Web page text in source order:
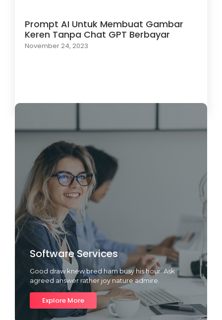
Prompt AI Untuk Membuat Gambar
Keren Tanpa Chat GPT Berbayar
November 24, 2023
Software Services
Good draw knew bred ham busy his hour. Ask
agreed answer rather joy nature admire.
Explore More